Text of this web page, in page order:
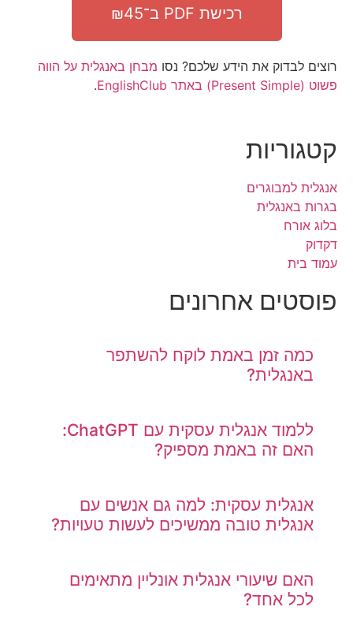
רכישת PDF ב־₪45
רוצים לבדוק את הידע שלכם? נסומבחן באנגלית על הווה
פשוט (Present Simple) באתר EnglishClub
.
קטגוריות
אנגלית למבוגרים
בגרות באנגלית
בלוג אורח
דקדוק
עמוד בית
פוסטים אחרונים
כמה זמן באמת לוקח להשתפר
באנגלית?
ללמוד אנגלית עסקית עם ChatGPT:
האם זה באמת מספיק?
אנגלית עסקית: למה גם אנשים עם
אנגלית טובה ממשיכים לעשות טעויות?
האם שיעורי אנגלית אונליין מתאימים
לכל אחד?